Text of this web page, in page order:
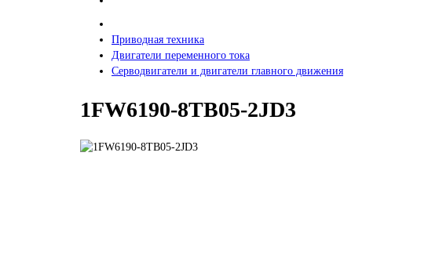
Приводная техника
Двигатели переменного тока
Серводвигатели и двигатели главного движения
1FW6190-8TB05-2JD3